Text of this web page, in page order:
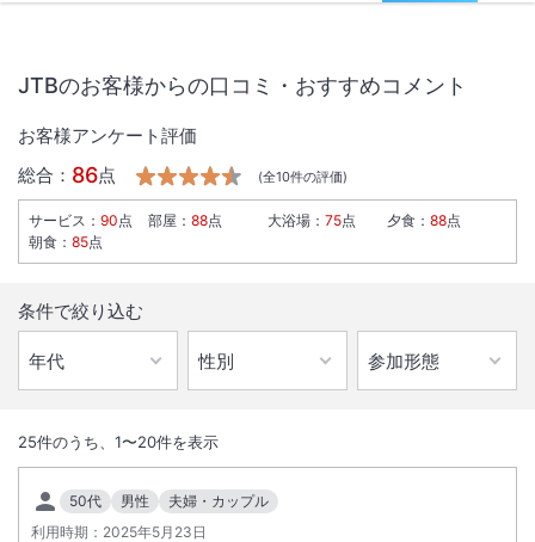
相模灘を一望できるおちついたお部屋。木の香ゆかしい檜のお風呂。ゆ
ったりとした時の流れと海鮮料理に舌づつみする豊かな時を味わってい
JTBのお客様からの口コミ・おすすめコメント
お客様アンケート評価
総合： 86点 (全10件の評価)
サービス ： 90点 部屋 ： 88点 大浴場 ： 75点 夕食 ： 88点
朝食 ： 85点
条件で絞り込む
25件のうち、 1〜20件を表示
50代 男性
夫婦・カップル
利用時期： 2025年5月23日